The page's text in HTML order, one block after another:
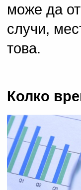
може да
случи,
това.
Колко